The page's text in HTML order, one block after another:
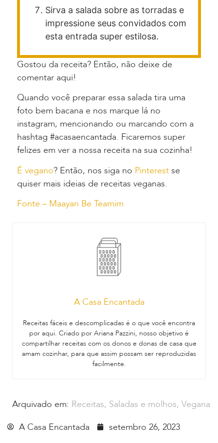
Sirva a salada sobre as torradas e
impressione seus convidados com
esta entrada super estilosa.
Gostou da receita? Então, não deixe de
comentar aqui!
Quando você preparar essa salada tira uma
foto bem bacana e nos marque lá no
instagram, mencionando ou marcando com a
hashtag #acasaencantada. Ficaremos super
felizes em ver a nossa receita na sua cozinha!
É vegano? Então, nos siga no Pinterest se
quiser mais ideias de receitas veganas.
Fonte – Maayan Be Teamim
A Casa Encantada
Receitas fáceis e descomplicadas é o que você encontra
por aqui. Criado por Ariana Pazzini, nosso objetivo é
compartilhar receitas com os donos e donas de casa que
amam cozinhar, para que assim possam ser reproduzidas
facilmente.
Arquivado em: Receitas, Saladas e molhos, Vegana
A Casa Encantada
setembro 26, 2023